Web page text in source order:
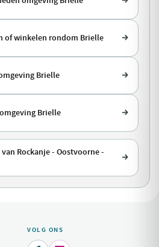
of winkelen rondom Brielle
Brielle
Brielle
Rockanje - Oostvoorne -
VOLG ONS